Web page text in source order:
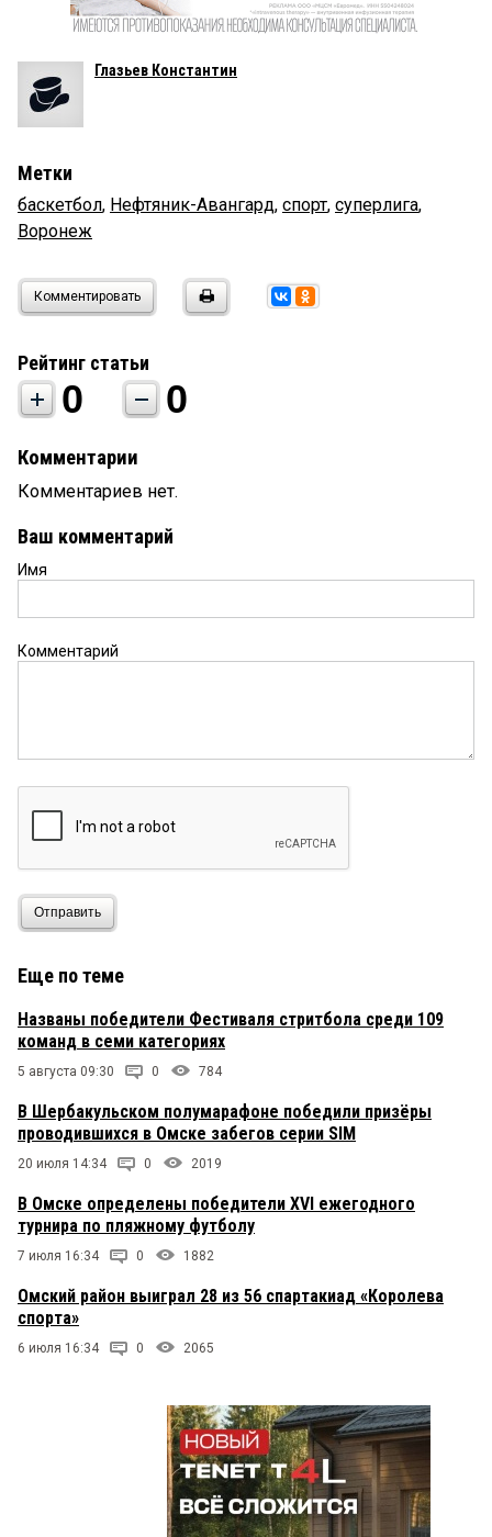
Глазьев Константин
Метки
баскетбол, Нефтяник-Авангард, спорт, суперлига,
Воронеж
Комментировать
Рейтинг статьи
0 0
Комментарии
Комментариев нет.
Ваш комментарий
Имя
Комментарий
Отправить
Еще по теме
Названы победители Фестиваля стритбола среди 109
команд в семи категориях
5 августа 09:30 0 784
В Шербакульском полумарафоне победили призёры
проводившихся в Омске забегов серии SIM
20 июля 14:34 0 2019
В Омске определены победители XVI ежегодного
турнира по пляжному футболу
7 июля 16:34 0 1882
Омский район выиграл 28 из 56 спартакиад «Королева
спорта»
6 июля 16:34 0 2065